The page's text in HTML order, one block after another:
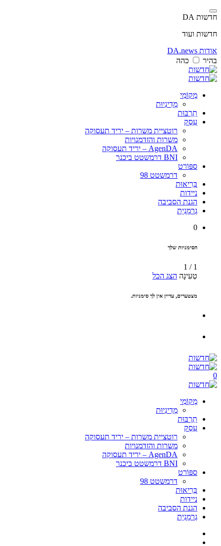
חדשות DA
חדשות ועוד
אודות DA.news
בהיר
כהה
מְקוֹמִי
מְדִינִיוּת
תַרְבּוּת
עֵסֶק
רוטציית משרות – יריד תעסוקה
משרות והזדמנויות
AgenDA – יריד תעסוקה
BNI דרמשטט ביכנר
ספּוֹרט
דרמשטט 98
בְּרִיאוּת
ניידות
הגנת הסביבה
גֶרמָנִיָת
0
הסימניות שלך
1
/
1
טְעִינָה הצג הכל
מצטערים, עדיין אין לך סימניות.
0
מְקוֹמִי
מְדִינִיוּת
תַרְבּוּת
עֵסֶק
רוטציית משרות – יריד תעסוקה
משרות והזדמנויות
AgenDA – יריד תעסוקה
BNI דרמשטט ביכנר
ספּוֹרט
דרמשטט 98
בְּרִיאוּת
ניידות
הגנת הסביבה
גֶרמָנִיָת